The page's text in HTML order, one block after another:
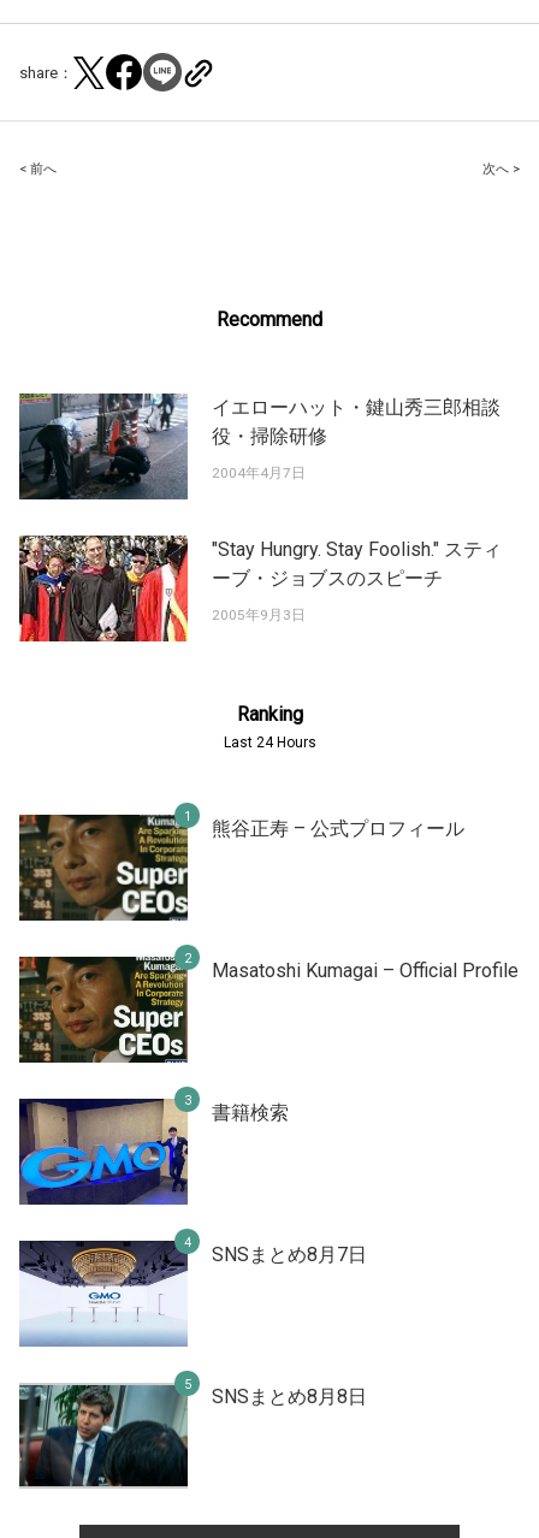
share：
Post
< 前へ 次へ >
Recommend
イエローハット・鍵山秀三郎相談
役・掃除研修
2004年4月7日
"Stay Hungry. Stay Foolish." スティ
ーブ・ジョブスのスピーチ
2005年9月3日
Ranking
Last 24 Hours
熊谷正寿 – 公式プロフィール
Masatoshi Kumagai – Official Profile
書籍検索
SNSまとめ8月7日
SNSまとめ8月8日